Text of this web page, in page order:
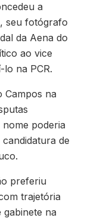
a
seu fotógrafo
da Aena do
ao vice
na PCR.
Campos na
nome poderia
de
preferiu
trajetória
na